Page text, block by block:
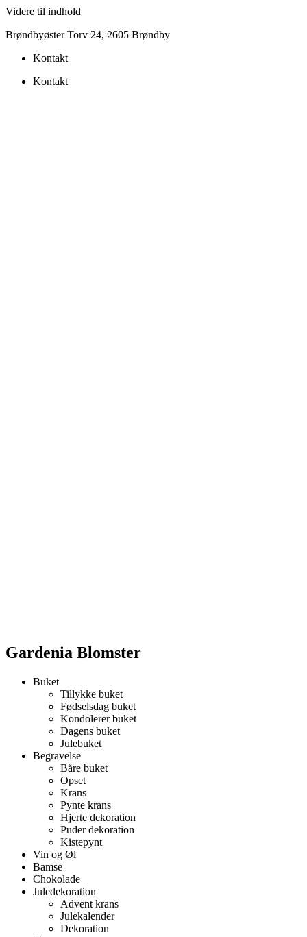
Videre til indhold
Brøndbyøster Torv 24, 2605 Brøndby
Kontakt
Kontakt
Gardenia Blomster
Buket
Tillykke buket
Fødselsdag buket
Kondolerer buket
Dagens buket
Julebuket
Begravelse
Båre buket
Opset
Krans
Pynte krans
Hjerte dekoration
Puder dekoration
Kistepynt
Vin og Øl
Bamse
Chokolade
Juledekoration
Advent krans
Julekalender
Dekoration